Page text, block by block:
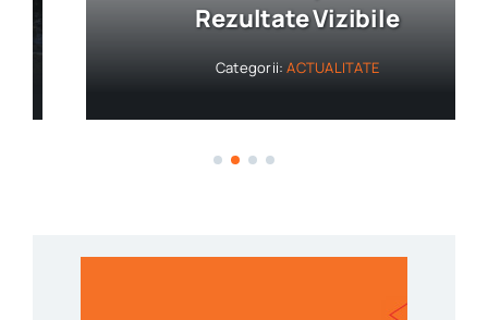
Rezultate Vizibile
Categorii:ACTUALITATE